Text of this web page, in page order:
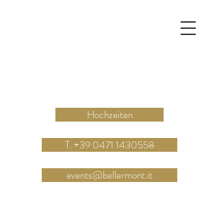
Hochzeiten
T. +39 0471 1430558
events@bellermont.it